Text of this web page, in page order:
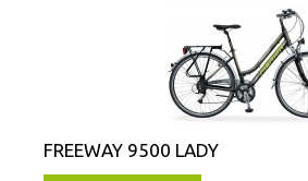
FREEWAY 9500 LADY